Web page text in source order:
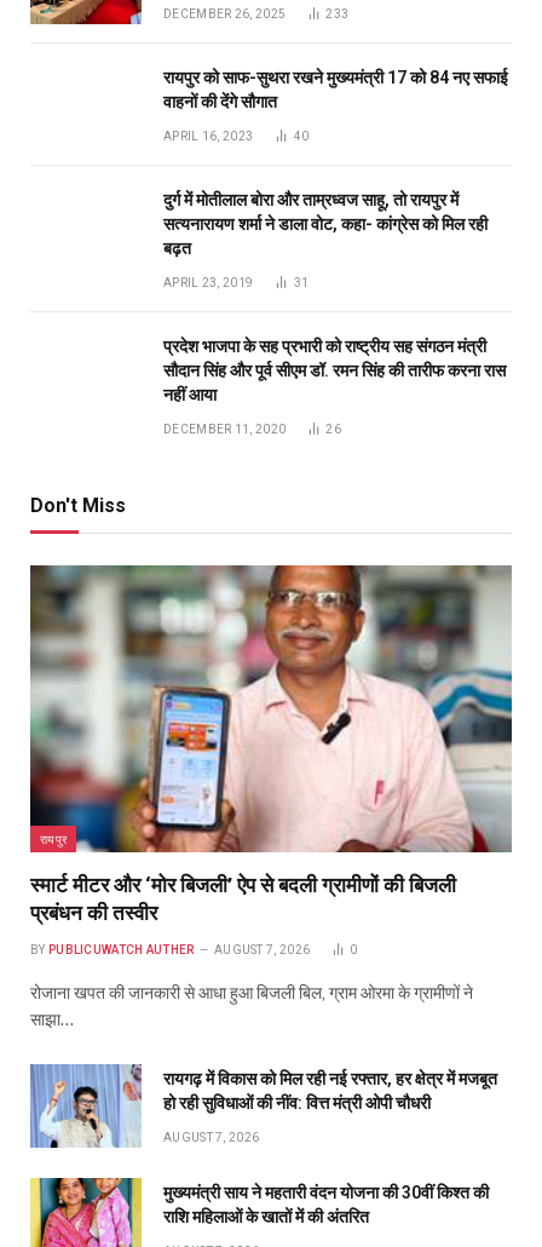
DECEMBER 26, 2025 233
रायपुर को साफ-सुथरा रखने मुख्यमंत्री 17 को 84 नए सफाई
वाहनों की देंगे सौगात
APRIL 16, 2023 40
दुर्ग में मोतीलाल बोरा और ताम्रध्वज साहू, तो रायपुर में
सत्यनारायण शर्मा ने डाला वोट, कहा- कांग्रेस को मिल रही
बढ़त
APRIL 23, 2019 31
प्रदेश भाजपा के सह प्रभारी को राष्ट्रीय सह संगठन मंत्री
सौदान सिंह और पूर्व सीएम डॉ. रमन सिंह की तारीफ करना रास
नहीं आया
DECEMBER 11, 2020 26
Don't Miss
रायपुर
स्मार्ट मीटर और ‘मोर बिजली’ ऐप से बदली ग्रामीणों की बिजली
प्रबंधन की तस्वीर
BY PUBLICUWATCH AUTHER AUGUST 7, 2026 0
रोजाना खपत की जानकारी से आधा हुआ बिजली बिल, ग्राम ओरमा के ग्रामीणों ने
साझा…
रायगढ़ में विकास को मिल रही नई रफ्तार, हर क्षेत्र में मजबूत
हो रही सुविधाओं की नींव: वित्त मंत्री ओपी चौधरी
AUGUST 7, 2026
मुख्यमंत्री साय ने महतारी वंदन योजना की 30वीं किश्त की
राशि महिलाओं के खातों में की अंतरित